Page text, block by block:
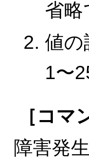
省略
値の
1〜
［コマ
障害発